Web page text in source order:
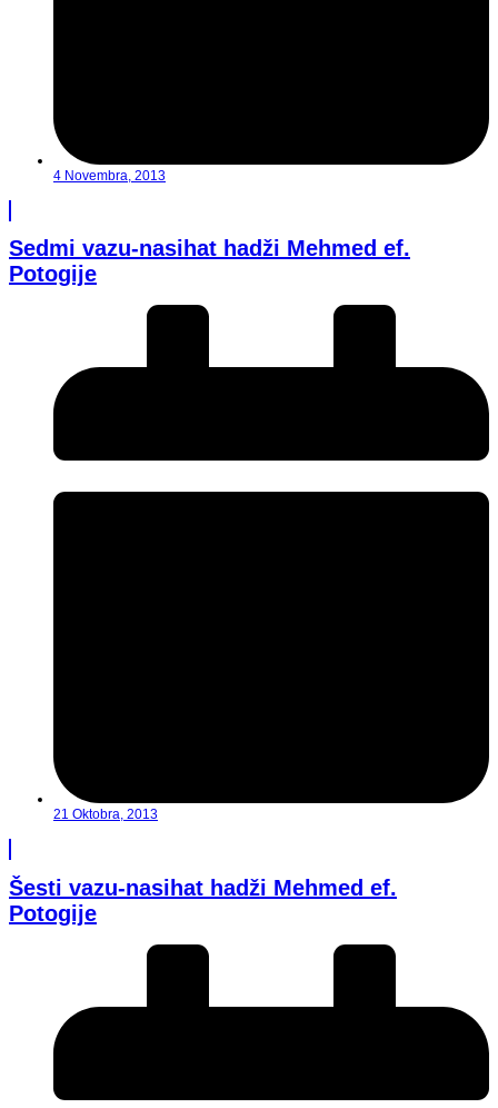
4 Novembra, 2013
Sedmi vazu-nasihat hadži Mehmed ef.
Potogije
21 Oktobra, 2013
Šesti vazu-nasihat hadži Mehmed ef.
Potogije